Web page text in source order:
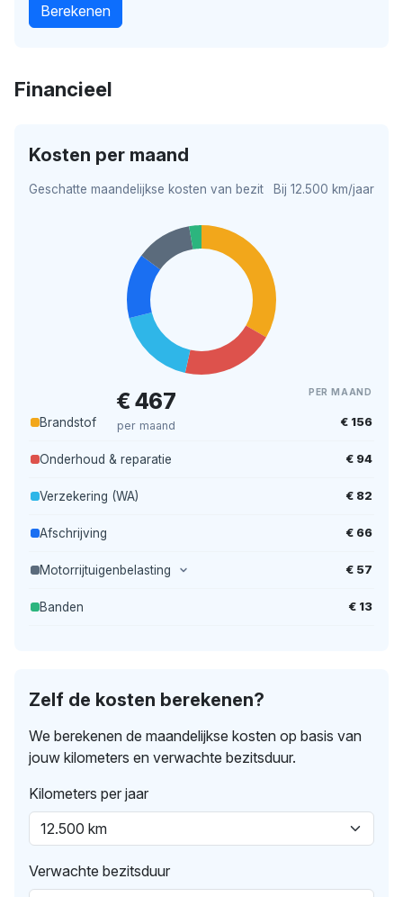
Berekenen
Financieel
Kosten per maand
Geschatte maandelijkse kosten van bezit Bij 12.500 km/jaar
€ 467
per maand
PER MAAND
Brandstof € 156
Onderhoud & reparatie € 94
Verzekering (WA) € 82
Afschrijving € 66
Motorrijtuigenbelasting € 57
Banden € 13
Zelf de kosten berekenen?
We berekenen de maandelijkse kosten op basis van
jouw kilometers en verwachte bezitsduur.
Kilometers per jaar
Verwachte bezitsduur